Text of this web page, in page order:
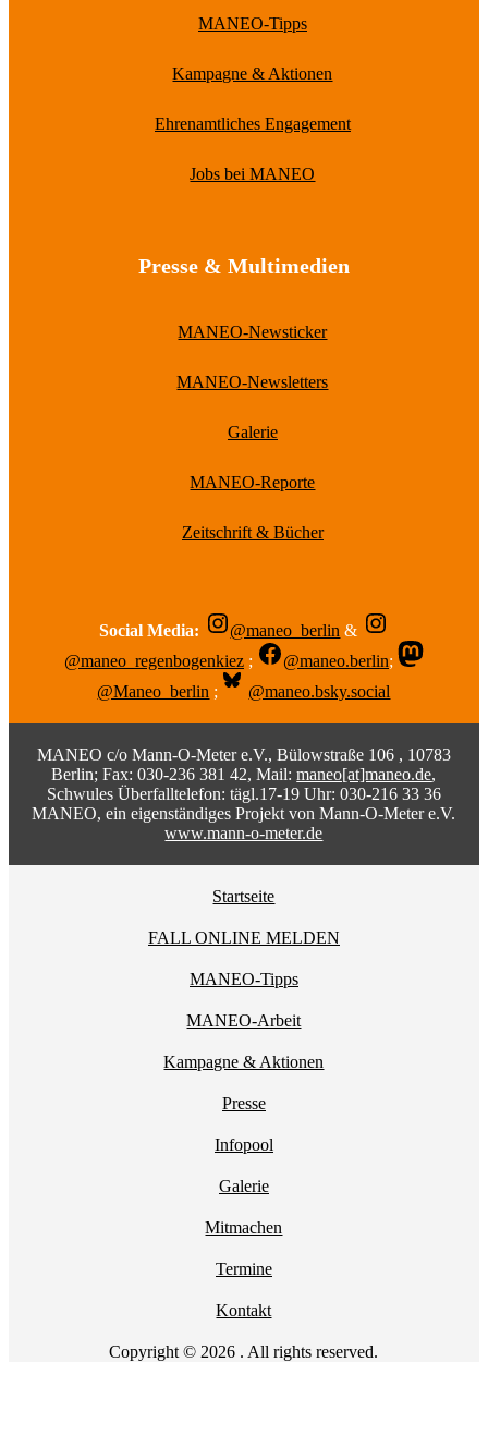
MANEO-Tipps
Kampagne & Aktionen
Ehrenamtliches Engagement
Jobs bei MANEO
Presse & Multimedien
MANEO-Newsticker
MANEO-Newsletters
Galerie
MANEO-Reporte
Zeitschrift & Bücher
Social Media: @maneo_berlin &
@maneo_regenbogenkiez ; @maneo.berlin;
@Maneo_berlin ; @maneo.bsky.social
MANEO c/o Mann-O-Meter e.V., Bülowstraße 106 , 10783
Berlin; Fax: 030-236 381 42, Mail:maneo[at]maneo.de,
Schwules Überfalltelefon: tägl.17-19 Uhr: 030-216 33 36
MANEO, ein eigenständiges Projekt von Mann-O-Meter e.V.
www.mann-o-meter.de
Startseite
FALL ONLINE MELDEN
MANEO-Tipps
MANEO-Arbeit
Kampagne & Aktionen
Presse
Infopool
Galerie
Mitmachen
Termine
Kontakt
Copyright © 2026 . All rights reserved.